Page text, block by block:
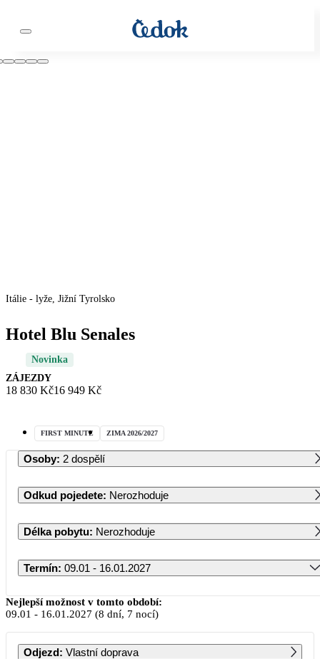
Itálie - lyže, Jižní Tyrolsko
Hotel Blu Senales
Novinka
ZÁJEZDY
18 830 Kč16 949 Kč
FIRST MINUTE ZIMA 2026/2027
Osoby: 2 dospělí
Odkud pojedete: Nerozhoduje
Délka pobytu: Nerozhoduje
Termín: 09.01 - 16.01.2027
Leden 2027
PO ÚT ST ČT PÁ SO NE
Nejlepší možnost v tomto období:
09.01 - 16.01.2027 (8 dní, 7 nocí)
Odjezd: Vlastní doprava